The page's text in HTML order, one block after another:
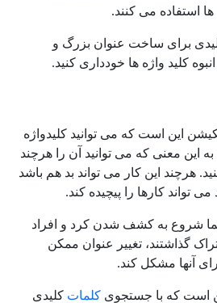
استفاده می کنند.
برای ساخت عنوان بزرگ و
کلید واژه ها خودداری کنید.
این است که می توانید کلیدواژه
به این معنی که می توانید آن را هرچند
هرچند این کار می تواند بد هم باشد
تواند کارها را پیچیده کند.
شروع به کشف شدن کرد و افراد
گذاشتند، تغییر عنوان ممکن
آنها مشکل کند.
است که با جستجوی کلمات کلیدی